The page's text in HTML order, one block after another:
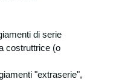
di serie
costruttrice (o
"extraserie",